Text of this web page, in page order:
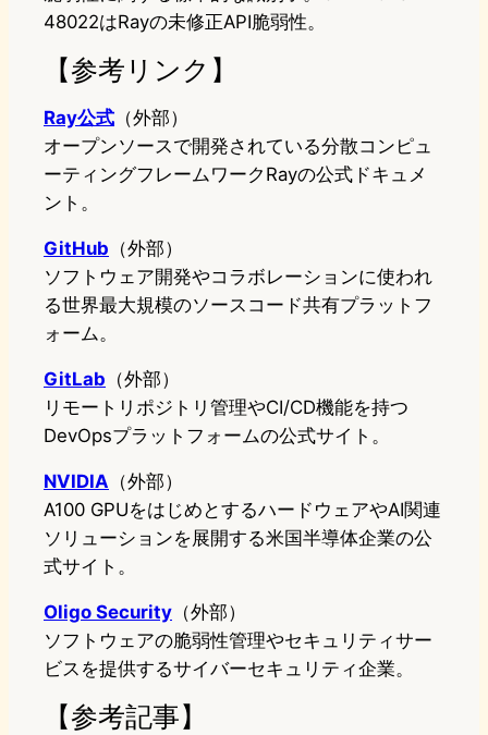
48022はRayの未修正API脆弱性。
【参考リンク】
Ray公式 （外部）
オープンソースで開発されている分散コンピュ
ーティングフレームワークRayの公式ドキュメ
ント。
GitHub （外部）
ソフトウェア開発やコラボレーションに使われ
る世界最大規模のソースコード共有プラットフ
ォーム。
GitLab （外部）
リモートリポジトリ管理やCI/CD機能を持つ
DevOpsプラットフォームの公式サイト。
NVIDIA （外部）
A100 GPUをはじめとするハードウェアやAI関連
ソリューションを展開する米国半導体企業の公
式サイト。
Oligo Security （外部）
ソフトウェアの脆弱性管理やセキュリティサー
ビスを提供するサイバーセキュリティ企業。
【参考記事】